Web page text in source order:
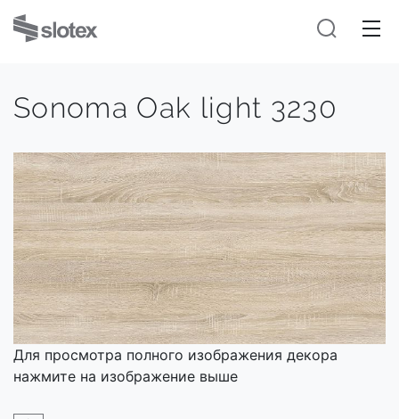
Sonoma Oak light 3230
Для просмотра полного изображения декора
нажмите на изображение выше